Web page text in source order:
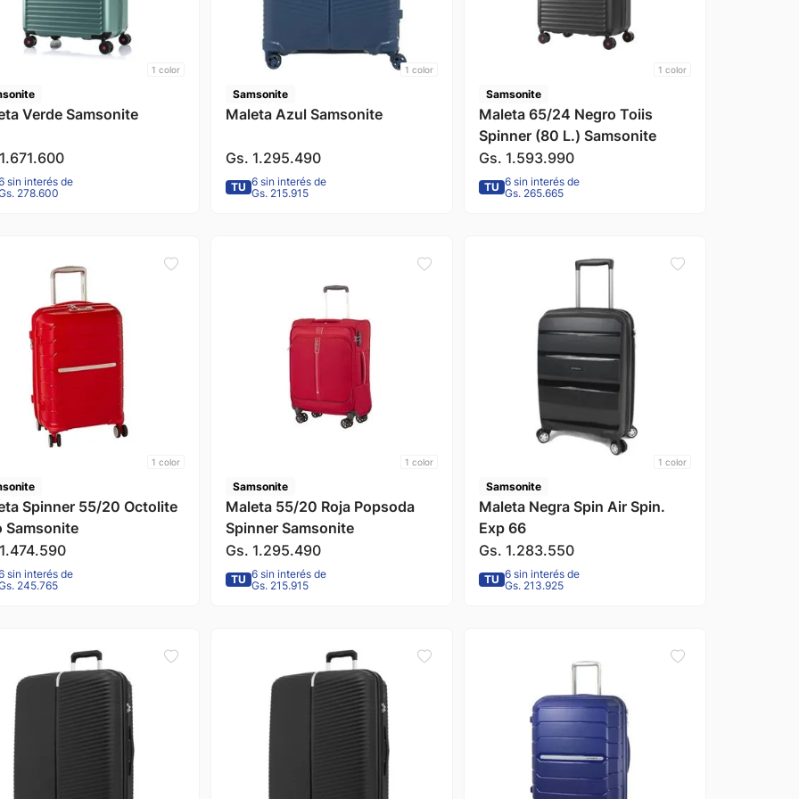
1 color
Verde Samsonite
1.671.600
sin interés de
278.600
1 color
Samsonite
Maleta Azul Samsonite
Gs. 1.295.490
TU 6 sin interés de
Gs. 215.915
1 color
Samsonite
Maleta 65/24 Negro Toiis
Spinner (80 L.) Samsonite
Gs. 1.593.990
TU 6 sin interés de
Gs. 265.665
1 color
Spinner 55/20 Octolite
Samsonite
1.474.590
sin interés de
245.765
1 color
Samsonite
Maleta 55/20 Roja Popsoda
Spinner Samsonite
Gs. 1.295.490
TU 6 sin interés de
Gs. 215.915
1 color
Samsonite
Maleta Negra Spin Air Spin.
Exp 66
Gs. 1.283.550
TU 6 sin interés de
Gs. 213.925